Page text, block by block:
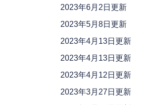
2023年6月2日更新
2023年5月8日更新
2023年4月13日更新
2023年4月13日更新
2023年4月12日更新
2023年3月27日更新